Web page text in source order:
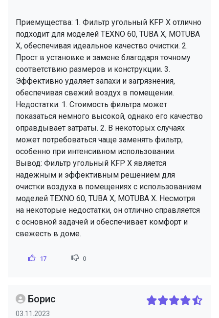
Приемущества: 1. Фильтр угольный KFP X отлично
подходит для моделей TEXNO 60, TUBA X, MOTUBA
X, обеспечивая идеальное качество очистки. 2.
Прост в установке и замене благодаря точному
соответствию размеров и конструкции. 3.
Эффективно удаляет запахи и загрязнения,
обеспечивая свежий воздух в помещении.
Недостатки: 1. Стоимость фильтра может
показаться немного высокой, однако его качество
оправдывает затраты. 2. В некоторых случаях
может потребоваться чаще заменять фильтр,
особенно при интенсивном использовании.
Вывод: Фильтр угольный KFP X является
надежным и эффективным решением для
очистки воздуха в помещениях с использованием
моделей TEXNO 60, TUBA X, MOTUBA X. Несмотря
на некоторые недостатки, он отлично справляется
с основной задачей и обеспечивает комфорт и
свежесть в доме.
17 0
Борис
03.11.2023